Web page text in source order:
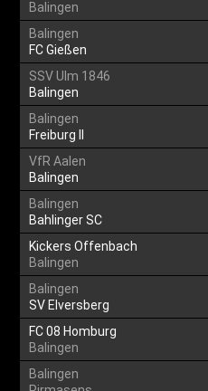
Balingen
Balingen
FC Gießen
SSV Ulm 1846
Balingen
Balingen
Freiburg II
VfR Aalen
Balingen
Balingen
Bahlinger SC
Kickers Offenbach
Balingen
Balingen
SV Elversberg
FC 08 Homburg
Balingen
Balingen